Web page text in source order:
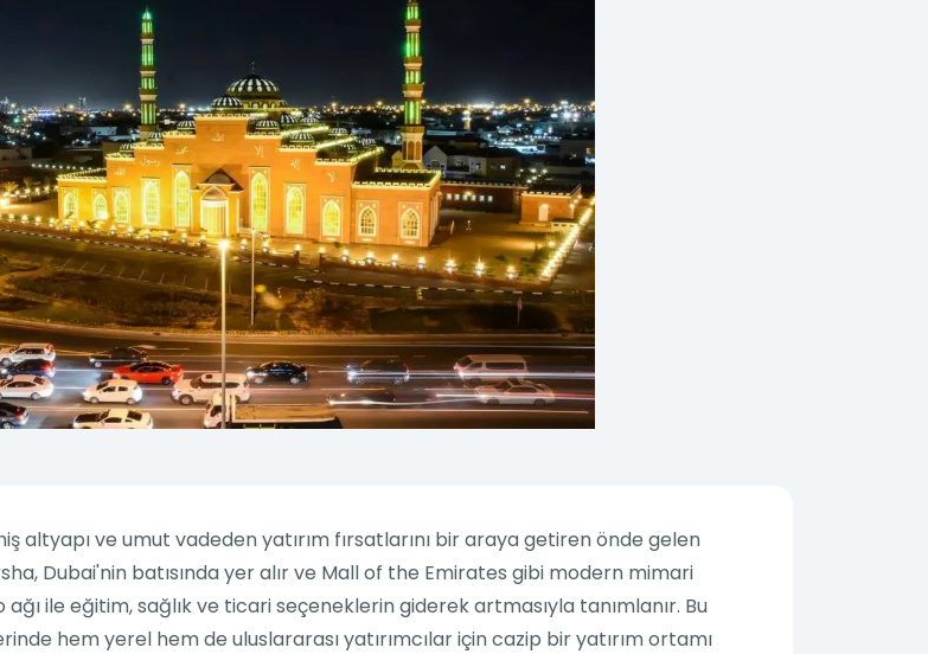
altyapı ve umut vadeden yatırım fırsatlarını bir araya getiren önde gelen
Dubai'nin batısında yer alır ve Mall of the Emirates gibi modern mimari
ile eğitim, sağlık ve ticari seçeneklerin giderek artmasıyla tanımlanır. Bu
hem yerel hem de uluslararası yatırımcılar için cazip bir yatırım ortamı